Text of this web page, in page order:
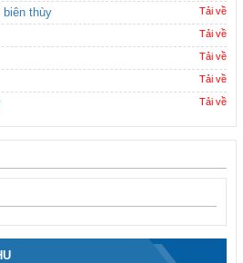
biên thùy Tải về
Tải về
Tải về
Tải về
Tải về